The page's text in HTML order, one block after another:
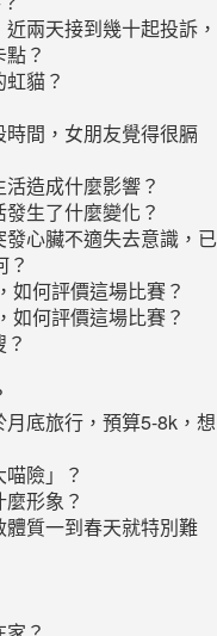
兩天接到幾十起投訴，
？
貓？
間，女朋友覺得很膈
造成什麼影響？
生了什麼變化？
心臟不適失去意識，已
？
如何評價這場比賽？
如何評價這場比賽？
底旅行，預算5-8k，想
險」？
形象？
質一到春天就特別難